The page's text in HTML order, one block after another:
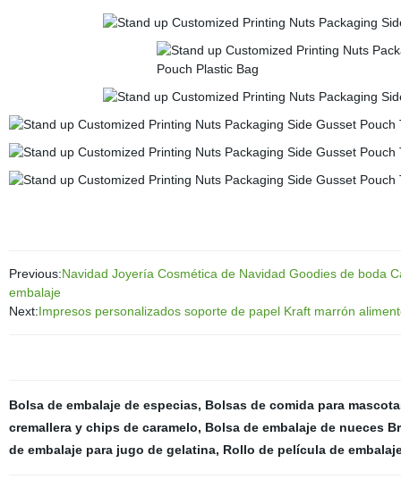
Previous:Navidad Joyería Cosmética de Navidad Goodies de boda
embalaje
Next:Impresos personalizados soporte de papel Kraft marrón
Bolsa de embalaje de especias, Bolsas de comida para
cremallera y chips de caramelo, Bolsa de embalaje de nueces
de embalaje para jugo de gelatina, Rollo de película de